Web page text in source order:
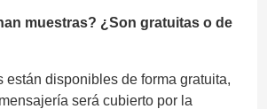
muestras? ¿Son gratuitas o de
están disponibles de forma gratuita,
será cubierto por la